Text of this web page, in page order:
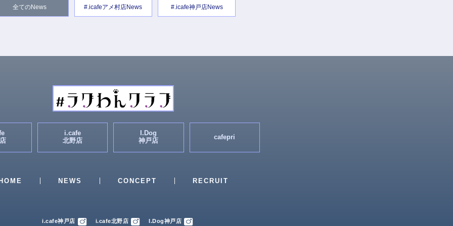
全てのNews #.icafeアメ村店News #.icafe神戸店News
i.cafe
北野店
I.Dog
神戸店
cafepri
HOME NEWS CONCEPT RECRUIT
i.cafe神戸店 i.cafe北野店 I.Dog神戸店